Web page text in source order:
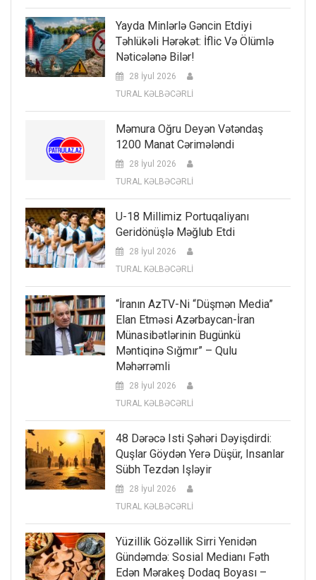
Yayda Minlərlə Gəncin Etdiyi
Təhlükəli Hərəkət: İflic Və Ölümlə
Nəticələnə Bilər!
28 İyul 2026
TURAL KƏLBƏCƏRLİ
Məmura Oğru Deyən Vətəndaş
1200 Manat Cərimələndi
28 İyul 2026
TURAL KƏLBƏCƏRLİ
U-18 Millimiz Portuqaliyanı
Geridönüşlə Məğlub Etdi
28 İyul 2026
TURAL KƏLBƏCƏRLİ
“İranın AzTV-Ni “düşmən Media”
Elan Etməsi Azərbaycan-İran
Münasibətlərinin Bugünkü
Məntiqinə Sığmır” – Qulu
Məhərrəmli
28 İyul 2026
TURAL KƏLBƏCƏRLİ
48 Dərəcə Isti Şəhəri Dəyişdirdi:
Quşlar Göydən Yerə Düşür, Insanlar
Sübh Tezdən Işləyir
28 İyul 2026
TURAL KƏLBƏCƏRLİ
Yüzillik Gözəllik Sirri Yenidən
Gündəmdə: Sosial Medianı Fəth
Edən Mərakeş Dodaq Boyası –